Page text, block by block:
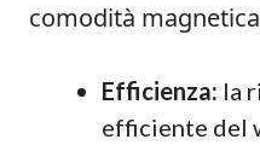
comodità
Efficienza: la
efficiente del